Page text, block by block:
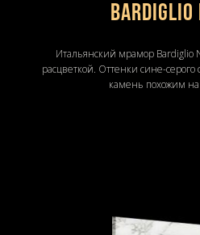
Bardiglio
Итальянский мрамор Bardiglio
расцветкой. Оттенки сине-
камень похожим